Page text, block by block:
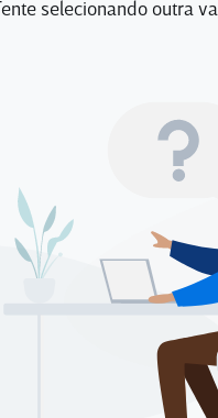
Tente selecionando outra